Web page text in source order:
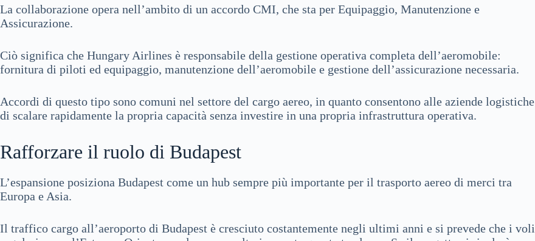
La collaborazione opera nell’ambito di un accordo CMI, che sta per Equipaggio, Manutenzione e
Assicurazione.
Ciò significa che Hungary Airlines è responsabile della gestione operativa completa dell’aeromobile:
fornitura di piloti ed equipaggio, manutenzione dell’aeromobile e gestione dell’assicurazione necessaria.
Accordi di questo tipo sono comuni nel settore del cargo aereo, in quanto consentono alle aziende logistiche
di scalare rapidamente la propria capacità senza investire in una propria infrastruttura operativa.
Rafforzare il ruolo di Budapest
L’espansione posiziona Budapest come un hub sempre più importante per il trasporto aereo di merci tra
Europa e Asia.
Il traffico cargo all’aeroporto di Budapest è cresciuto costantemente negli ultimi anni e si prevede che i voli